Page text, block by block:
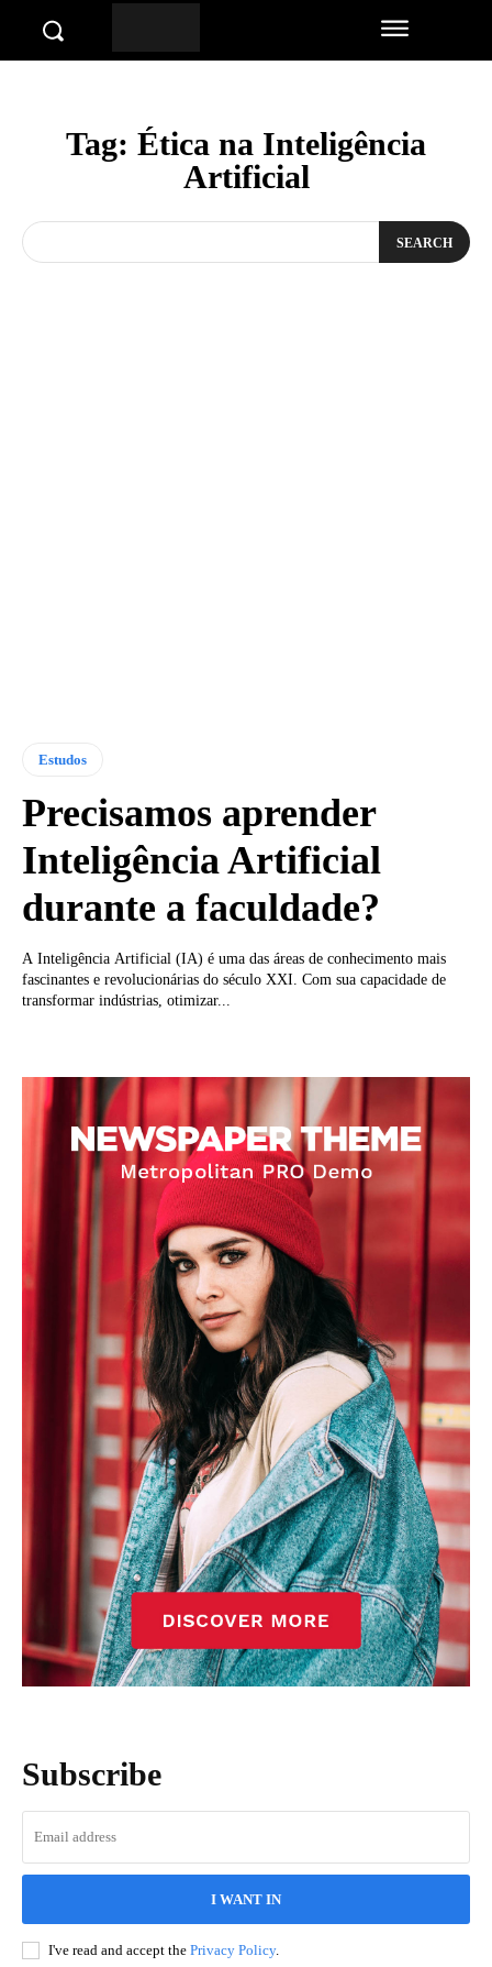
Tag: Ética na Inteligência
Artificial
SEARCH
Estudos
Precisamos aprender
Inteligência Artificial
durante a faculdade?
A Inteligência Artificial (IA) é uma das áreas de conhecimento mais
fascinantes e revolucionárias do século XXI. Com sua capacidade de
transformar indústrias, otimizar...
Subscribe
I WANT IN
I've read and accept the Privacy Policy.